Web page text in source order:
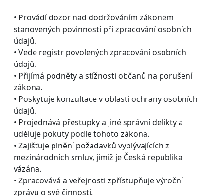
• Provádí dozor nad dodržováním zákonem
stanovených povinností při zpracování osobních
údajů.
• Vede registr povolených zpracování osobních
údajů.
• Přijímá podněty a stížnosti občanů na porušení
zákona.
• Poskytuje konzultace v oblasti ochrany osobních
údajů.
• Projednává přestupky a jiné správní delikty a
uděluje pokuty podle tohoto zákona.
• Zajišťuje plnění požadavků vyplývajících z
mezinárodních smluv, jimiž je Česká republika
vázána.
• Zpracovává a veřejnosti zpřístupňuje výroční
zprávu o své činnosti.